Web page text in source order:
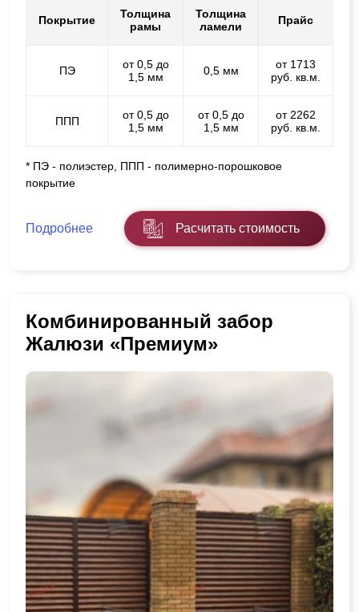
Покрытие
Толщина
рамы
Толщина
ламели
Прайс
ПЭ
от 0,5 до
1,5 мм
0,5 мм
от 1713
руб. кв.м.
ППП
от 0,5 до
1,5 мм
от 0,5 до
1,5 мм
от 2262
руб. кв.м.
* ПЭ - полиэстер, ППП - полимерно-порошковое
покрытие
Подробнее Расчитать стоимость
Комбинированный забор
Жалюзи «Премиум»